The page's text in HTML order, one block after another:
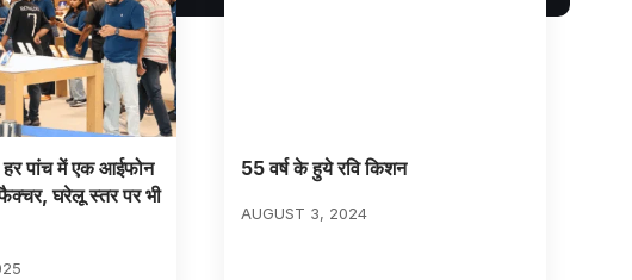
हर पांच में एक आईफोन
घरेलू स्तर पर भी
55 वर्ष के हुये रवि किशन
AUGUST 3, 2024